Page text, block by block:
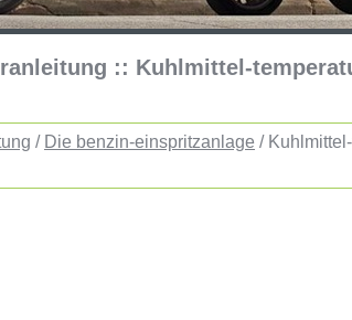
:: Kuhlmittel-
/ Die benzin-einspritzanlage /